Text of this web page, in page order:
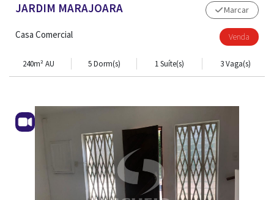
JARDIM MARAJOARA
Casa Comercial
Marcar
Venda
240m² AU 5 Dorm(s) 1 Suíte(s) 3 Vaga(s)